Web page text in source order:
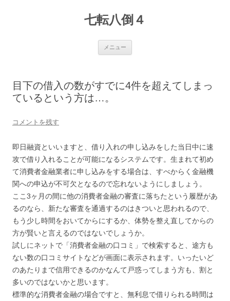
七転八倒４
メニュー
へ
ス
目下の借入の数がすでに4件を超えてしまっ
ているという方は…。
コメントを残す
即日融資といいますと、借り入れの申し込みをした当日中に速
攻で借り入れることが可能になるシステムです。生まれて初め
て消費者金融業者に申し込みをする場合は、すべからく金融機
関への申込が不可欠となるので忘れないようにしましょう。
ここ3ヶ月の間に他の消費者金融の審査に落ちたという履歴があ
るのなら、新たな審査を通過するのはきついと思われるので、
もう少し時間をおいてからにするか、体勢を整え直してからの
方が賢いと言えるのではないでしょうか。
試しにネットで「消費者金融の口コミ」で検索すると、途方も
ない数の口コミサイトなどが画面に表示されます。いったいど
のあたりまで信用できるのかなんて戸惑ってしまう方も、割と
多いのではないかと思います。
標準的な消費者金融の場合ですと、無利息で借りられる時間は